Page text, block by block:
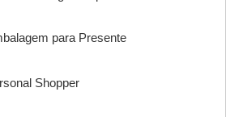
para Presente
Shopper